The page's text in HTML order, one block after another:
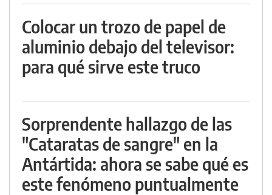
Colocar un trozo de papel de
aluminio debajo del televisor:
para qué sirve este truco
Sorprendente hallazgo de las
"Cataratas de sangre" en la
Antártida: ahora se sabe qué es
este fenómeno puntualmente